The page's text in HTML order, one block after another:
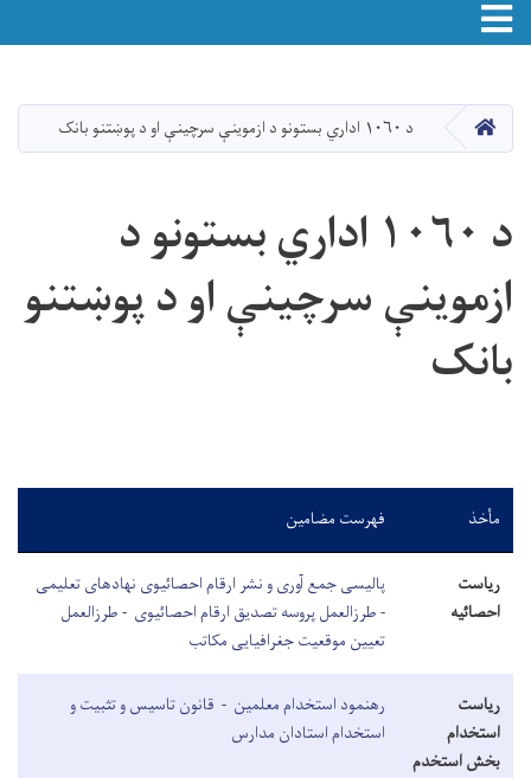
دانګل
Toggle navigation
HOME د ۱۰۶۰ اداري بستونو د ازموینې سرچینې او د پوښتنو بانک
د ۱۰۶۰ اداري بستونو د
ازموینې سرچینې او د پوښتنو
بانک
مأخذ فهرست مضامین
ریاست
احصائیه
پالیسی جمع آوری و نشر ارقام احصائیوی نهادهای تعلیمی
-طرزالعمل پروسه تصدیق ارقام احصائیوی -طرزالعمل
تعیین موقعیت جغرافیایی مکاتب
ریاست
استخدام
بخش استخدم
رهنمود استخدام معلمین - قانون تاسیس و تثبیت و
استخدام استادان مدارس